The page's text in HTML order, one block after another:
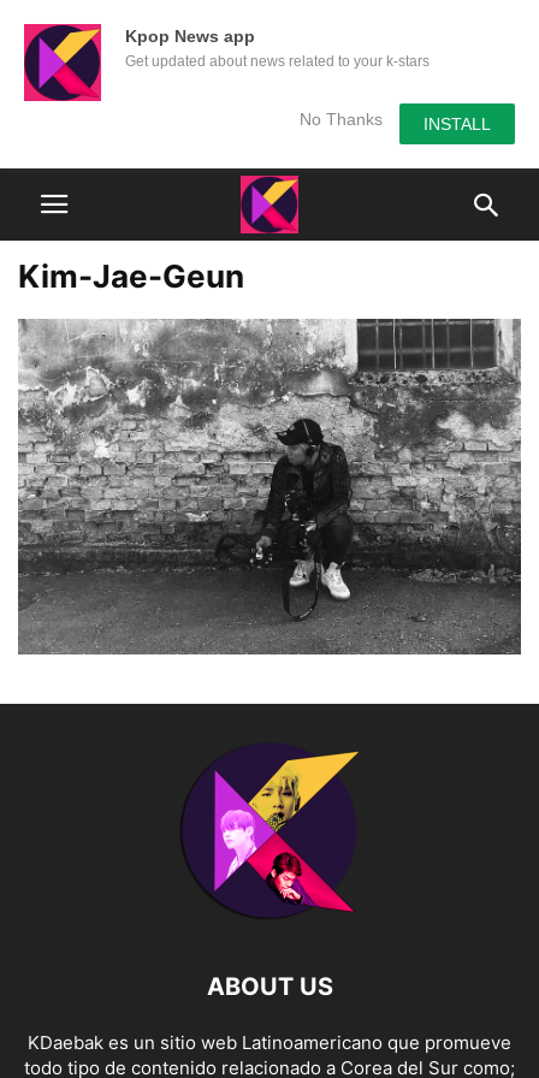
Kpop News app
Get updated about news related to your k-stars
No Thanks INSTALL
Kim-Jae-Geun
ABOUT US
KDaebak es un sitio web Latinoamericano que promueve
todo tipo de contenido relacionado a Corea del Sur como;